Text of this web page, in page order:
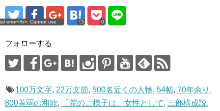
ま
す
error
error</b>: Cannot use
lib/sns.php</b>
b><br />
0
フォローする
100万文字, 22万文節, 500名近くの人物, 54帖, 70年余り ,
800首弱の和歌, 「院のご様子は、女性として, 三部構成説,